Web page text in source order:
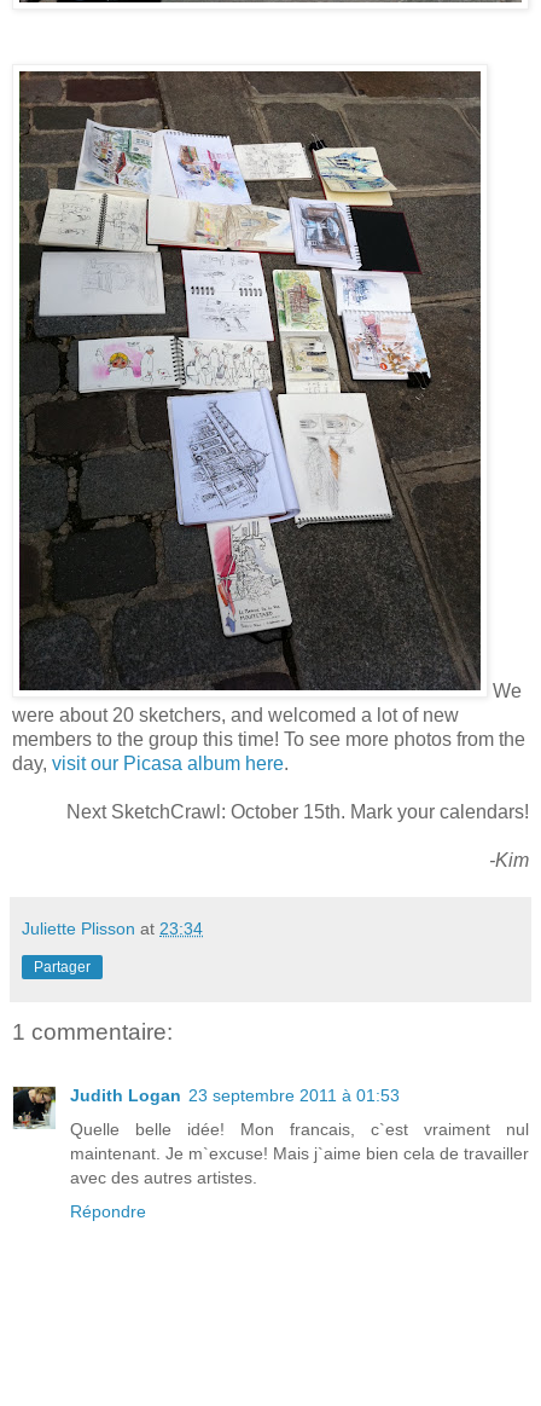
We
were about 20 sketchers, and welcomed a lot of new
members to the group this time! To see more photos from the
day, visit our Picasa album here.
Next SketchCrawl: October 15th. Mark your calendars!
-Kim
Juliette Plisson at 23:34
Partager
1 commentaire:
Judith Logan 23 septembre 2011 à 01:53
Quelle belle idée! Mon francais, c`est vraiment nul
maintenant. Je m`excuse! Mais j`aime bien cela de travailler
avec des autres artistes.
Répondre